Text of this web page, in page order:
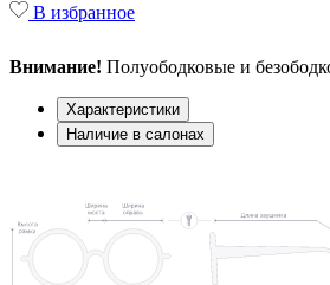
В избранное
Внимание! Полуободковые и
Характеристики
Наличие в салонах